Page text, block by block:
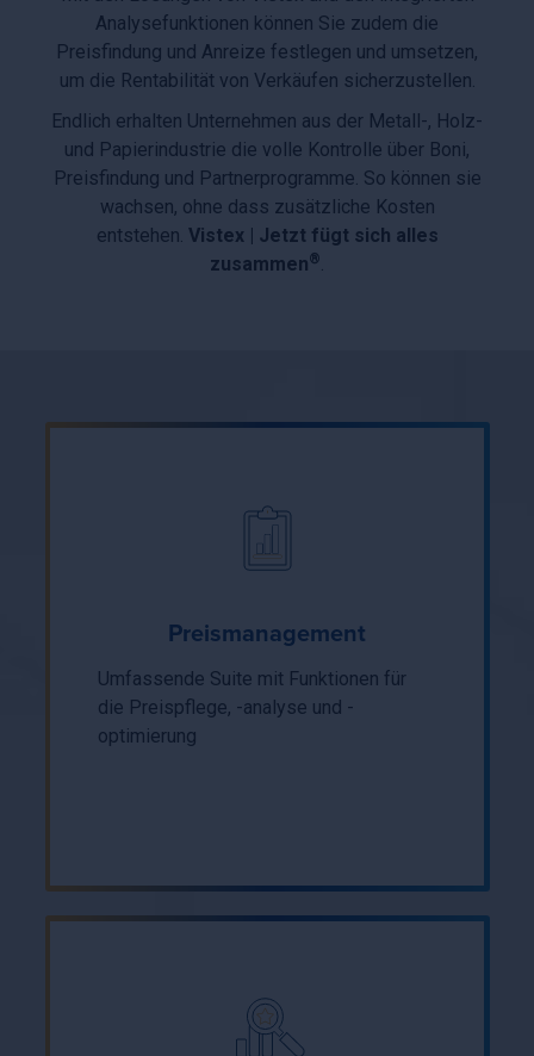
Analysefunktionen können Sie zudem die
Preisfindung und Anreize festlegen und umsetzen,
um die Rentabilität von Verkäufen sicherzustellen.
Endlich erhalten Unternehmen aus der Metall-, Holz-
und Papierindustrie die volle Kontrolle über Boni,
Preisfindung und Partnerprogramme. So können sie
wachsen, ohne dass zusätzliche Kosten
entstehen. Vistex | Jetzt fügt sich alles
zusammen®.
Preismanagement
Umfassende Suite mit Funktionen für
die Preispflege, -analyse und -
optimierung